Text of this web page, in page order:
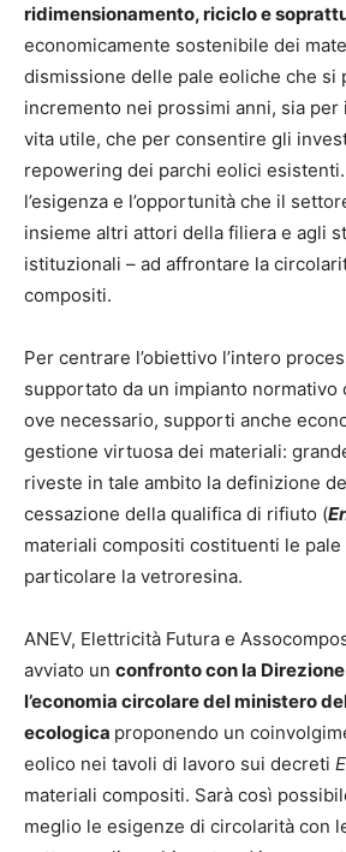
ridimensionamento, riciclo e
economicamente sostenibile dei
dismissione delle pale eoliche che si
incremento nei prossimi anni, sia
vita utile, che per consentire gli
repowering dei parchi eolici
l’esigenza e l’opportunità che il
insieme altri attori della filiera e agli
istituzionali – ad affrontare la
compositi.
Per centrare l’obiettivo l’intero
supportato da un impianto normativo
ove necessario, supporti anche
gestione virtuosa dei materiali:
riveste in tale ambito la definizione
cessazione della qualifica di rifiuto (
materiali compositi costituenti le pale
particolare la vetroresina.
ANEV, Elettricità Futura e
avviato un confronto con la
l’economia circolare del ministero
ecologica proponendo un
eolico nei tavoli di lavoro sui decreti
materiali compositi. Sarà così
meglio le esigenze di circolarità con